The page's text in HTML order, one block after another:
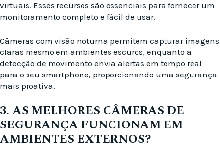
virtuais. Esses recursos são essenciais para fornecer um
monitoramento completo e fácil de usar.
Câmeras com visão noturna permitem capturar imagens
claras mesmo em ambientes escuros, enquanto a
detecção de movimento envia alertas em tempo real
para o seu smartphone, proporcionando uma segurança
mais proativa.
3. AS MELHORES CÂMERAS DE
SEGURANÇA FUNCIONAM EM
AMBIENTES EXTERNOS?